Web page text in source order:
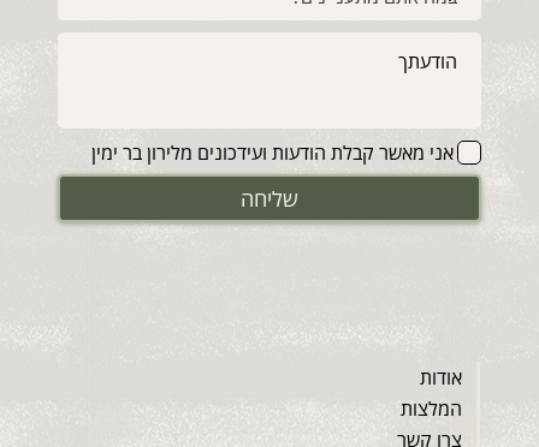
אני מאשר קבלת הודעות ועידכונים מלירון בר ימין
שליחה
אודות
המלצות
צרו קשר